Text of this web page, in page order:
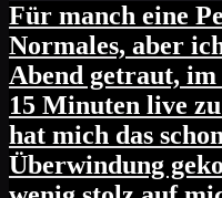
Für manch eine
Normales, aber
Abend getraut,
15 Minuten live
hat mich das
Überwindung